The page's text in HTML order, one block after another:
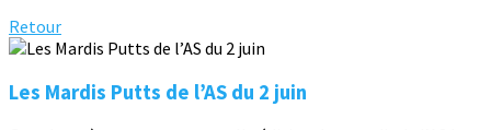
Retour
Les Mardis Putts de l’AS du 2 juin